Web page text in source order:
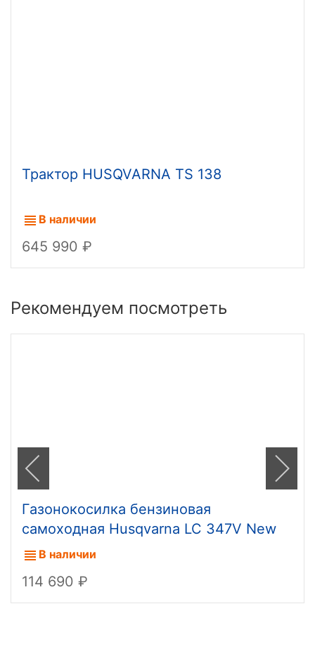
Трактор HUSQVARNA TS 138
В наличии
645 990
Рекомендуем посмотреть
Газонокосилка бензиновая
самоходная Husqvarna LC 347V New
В наличии
114 690